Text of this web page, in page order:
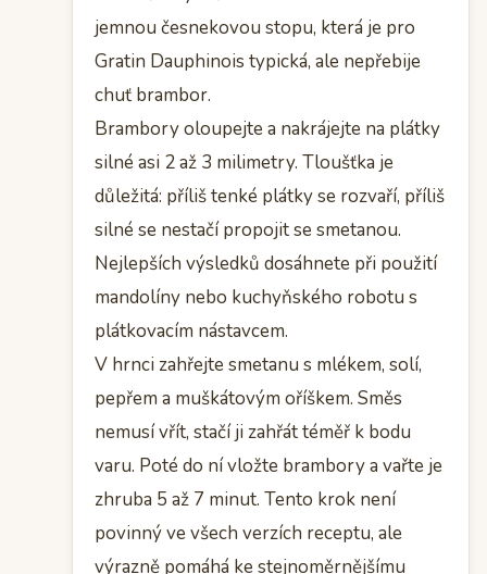
jemnou česnekovou stopu, která je pro
Gratin Dauphinois typická, ale nepřebije
chuť brambor.
Brambory oloupejte a nakrájejte na plátky
silné asi 2 až 3 milimetry. Tloušťka je
důležitá: příliš tenké plátky se rozvaří, příliš
silné se nestačí propojit se smetanou.
Nejlepších výsledků dosáhnete při použití
mandolíny nebo kuchyňského robotu s
plátkovacím nástavcem.
V hrnci zahřejte smetanu s mlékem, solí,
pepřem a muškátovým oříškem. Směs
nemusí vřít, stačí ji zahřát téměř k bodu
varu. Poté do ní vložte brambory a vařte je
zhruba 5 až 7 minut. Tento krok není
povinný ve všech verzích receptu, ale
výrazně pomáhá ke stejnoměrnějšímu